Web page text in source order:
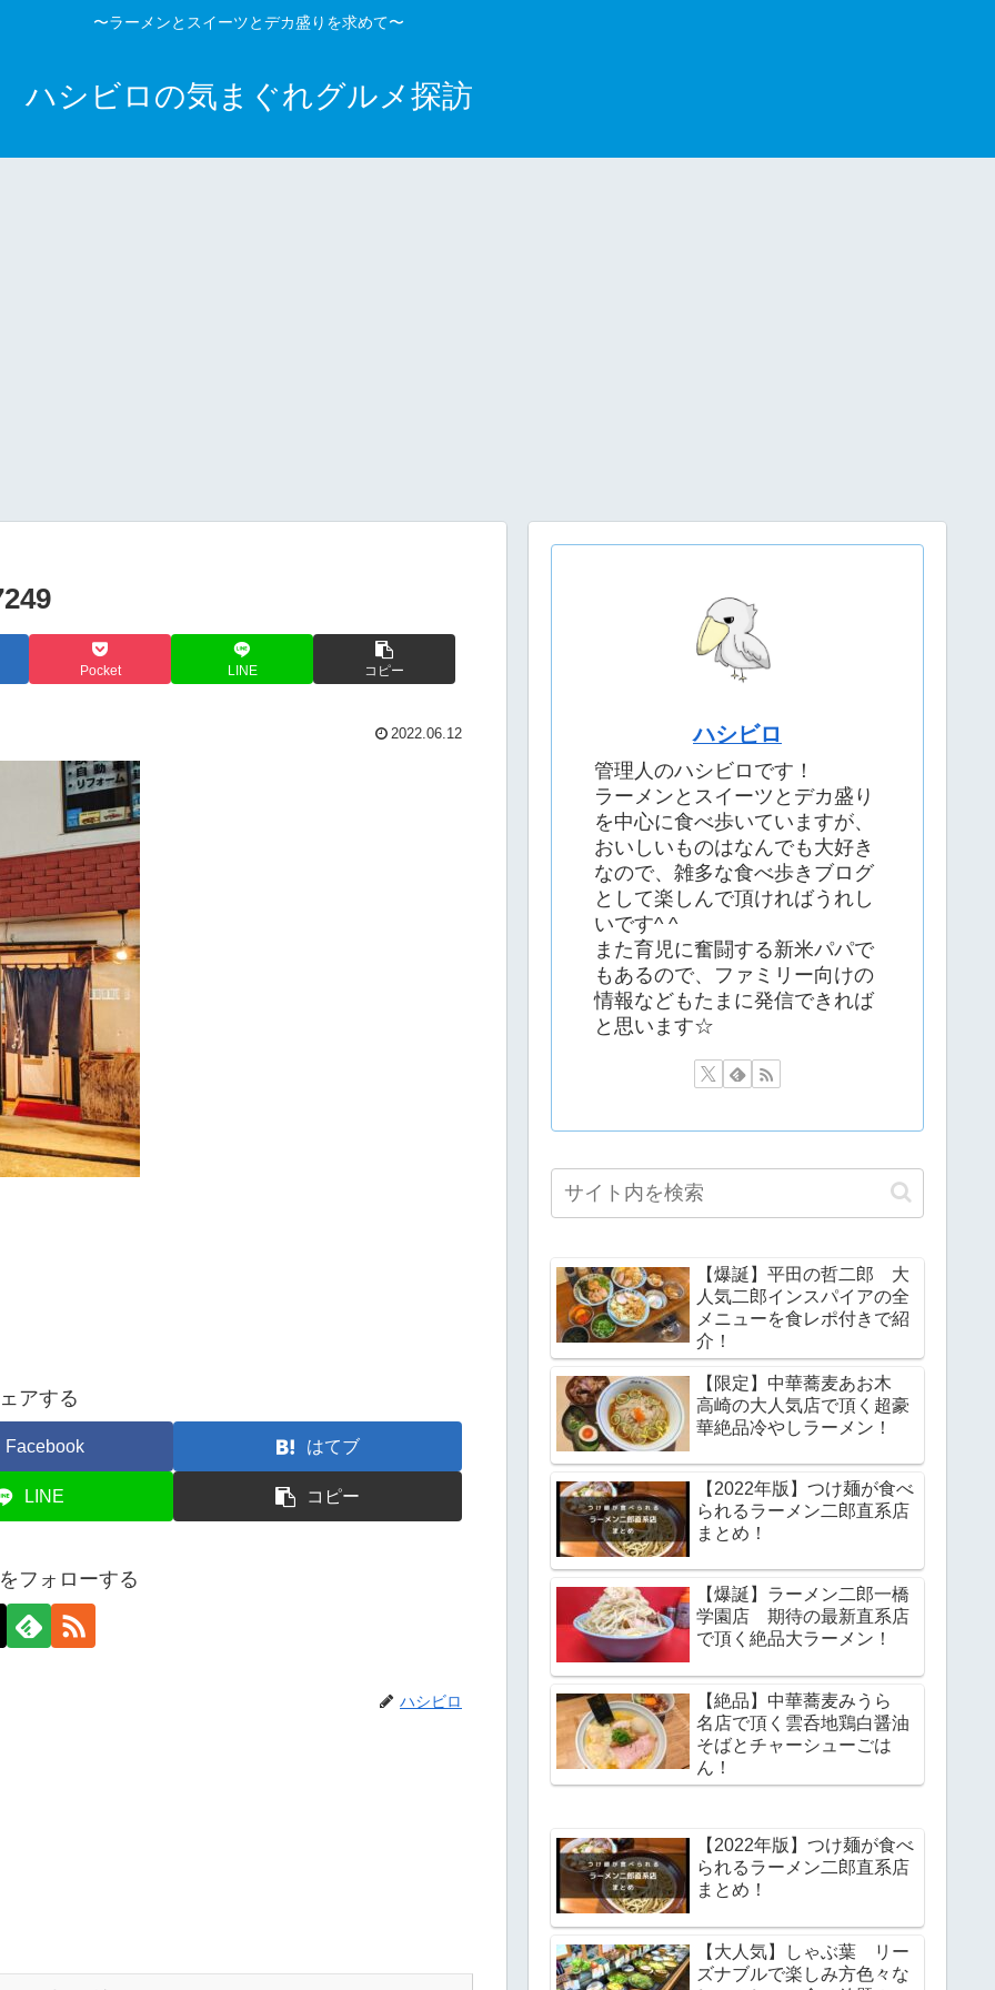
〜ラーメンとスイーツとデカ盛りを求めて〜
ハシビロの気まぐれグルメ探訪
Pocket LINE コピー
2022.06.12
アする
Facebook はてブ
LINE コピー
フォローする
ハシビロ
ハシビロ
管理人のハシビロです！
ラーメンとスイーツとデカ盛り
を中心に食べ歩いていますが、
おいしいものはなんでも大好き
なので、雑多な食べ歩きブログ
として楽しんで頂ければうれし
いです^ ^
また育児に奮闘する新米パパで
もあるので、ファミリー向けの
情報などもたまに発信できれば
と思います☆
【爆誕】平田の哲二郎 大
人気二郎インスパイアの全
メニューを食レポ付きで紹
介！
【限定】中華蕎麦あお木
高崎の大人気店で頂く超豪
華絶品冷やしラーメン！
【2022年版】つけ麺が食べ
られるラーメン二郎直系店
まとめ！
【爆誕】ラーメン二郎一橋
学園店 期待の最新直系店
で頂く絶品大ラーメン！
【絶品】中華蕎麦みうら
名店で頂く雲呑地鶏白醤油
そばとチャーシューごは
ん！
【2022年版】つけ麺が食べ
られるラーメン二郎直系店
まとめ！
【大人気】しゃぶ葉 リー
ズナブルで楽しみ方色々な